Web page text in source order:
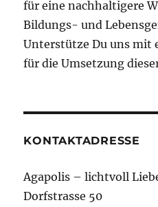
für eine nachhaltigere
Bildungs- und
Unterstütze Du uns mit
für die Umsetzung
KONTAKTADRESSE
Agapolis – lichtvoll
Dorfstrasse 50